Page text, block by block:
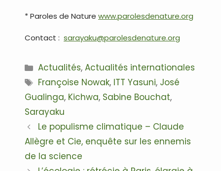
* Paroles de Nature www.parolesdenature.org
Contact : sarayaku@parolesdenature.org
Catégories
Actualités,Actualités internationales
Étiquettes
Françoise Nowak, ITT Yasuni, José
Gualinga, Kichwa, Sabine Bouchat,
Sarayaku
Navigation
des
articles
Le populisme climatique – Claude
Allègre et Cie, enquête sur les ennemis
de la science